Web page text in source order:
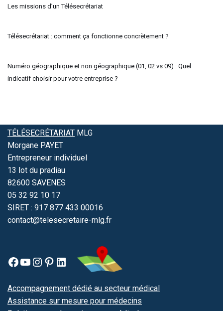
Les missions d’un Télésecrétariat
Télésecrétariat : comment ça fonctionne concrètement ?
Numéro géographique et non géographique (01, 02 vs 09) : Quel
indicatif choisir pour votre entreprise ?
TÉLÉSECRÉTARIAT MLG
Morgane PAYET
Entrepreneur individuel
13 lot du pradiau
82600 SAVENES
05 32 92 10 17
SIRET : 917 877 433 00016
contact@telesecretaire-mlg.fr
Accompagnement dédié au secteur médical
Assistance sur mesure pour médecins